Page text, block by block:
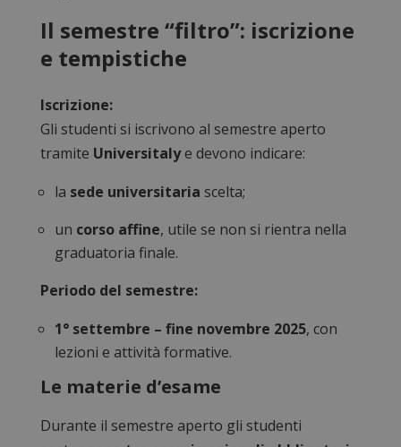
Il semestre “filtro”: iscrizione
e tempistiche
Iscrizione:
Gli studenti si iscrivono al semestre aperto
tramite Universitalye devono indicare:
la sede universitaria scelta;
un corso affine, utile se non si rientra nella
graduatoria finale.
Periodo del semestre:
1° settembre – fine novembre 2025, con
lezioni e attività formative.
Le materie d’esame
Durante il semestre aperto gli studenti